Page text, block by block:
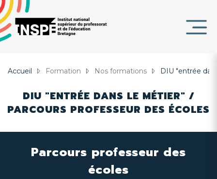
au
contenu
principal
d'Ariane
Accueil Formation Nos formations DIU "entrée
DIU "ENTRÉE DANS LE MÉTIER" /
PARCOURS PROFESSEUR DES ÉCOLES
Parcours professeur des
écoles
DE
Panneau de gestion des cookies